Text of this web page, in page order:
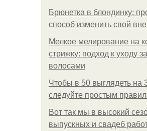
Брюнетка в блондинку:
способ изменить свой
Мелкое мелирование на
стрижку: подход к уходу за
волосами
Чтобы в 50 выглядеть на
следуйте простым
Вот так мы в высокий
выпускных и свадеб